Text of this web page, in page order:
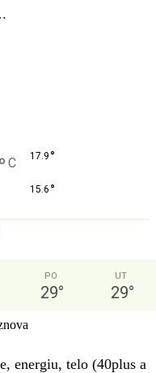
° C 17.9 °
15.6 °
PO
29°
UT
29°
energiu, telo (40plus a